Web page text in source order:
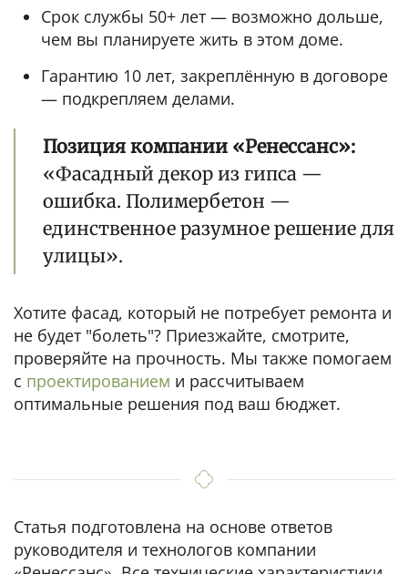
Срок службы 50+ лет — возможно дольше,
чем вы планируете жить в этом доме.
Гарантию 10 лет, закреплённую в договоре
— подкрепляем делами.
Позиция компании «Ренессанс»:
«Фасадный декор из гипса —
ошибка. Полимербетон —
единственное разумное решение для
улицы».
Хотите фасад, который не потребует ремонта и
не будет "болеть"? Приезжайте, смотрите,
проверяйте на прочность. Мы также помогаем
с проектированием и рассчитываем
оптимальные решения под ваш бюджет.
Статья подготовлена на основе ответов
руководителя и технологов компании